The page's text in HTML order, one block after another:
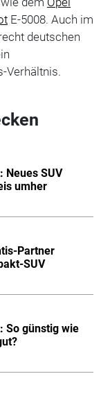
E-5008. Auch im
deutschen
Verhältnis.
Neues SUV
umher
Partner
SUV
So günstig wie